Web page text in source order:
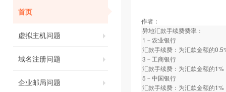
首页
虚拟主机问题
域名注册问题
企业邮局问题
作者：
异地汇款手续费费率：
1－农业银行
汇款手续费：为汇款金额的
3－工商银行
汇款手续费：为汇款金额的
5－中国银行
汇款手续费：为汇款金额的